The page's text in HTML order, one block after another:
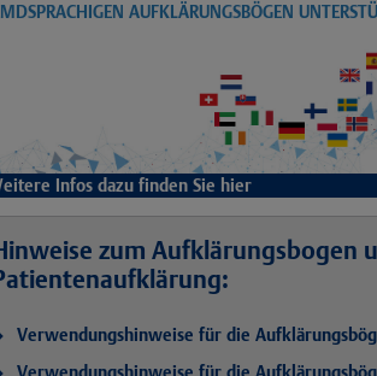
AUFKLÄRUNGSBÖGEN
Infos dazu finden Sie hier
zum Aufklärungsbogen
Verwendungshinweise für die
Verwendungshinweise für die